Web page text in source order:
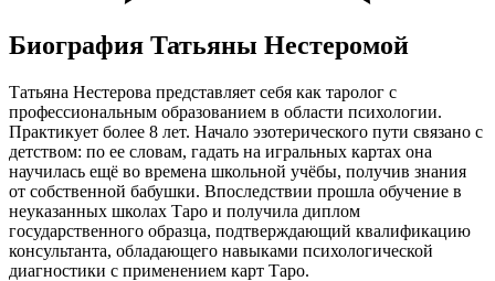
Биография Татьяны Нестеромой
Татьяна Нестерова представляет себя как таролог с
профессиональным образованием в области психологии.
Практикует более 8 лет. Начало эзотерического пути связано с
детством: по ее словам, гадать на игральных картах она
научилась ещё во времена школьной учёбы, получив знания
от собственной бабушки. Впоследствии прошла обучение в
неуказанных школах Таро и получила диплом
государственного образца, подтверждающий квалификацию
консультанта, обладающего навыками психологической
диагностики с применением карт Таро.